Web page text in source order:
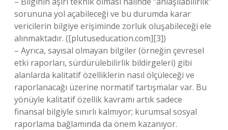
sorununa yol açabileceği ve bu durumda karar
vericilerin bilgiye erişiminde zorluk oluşabileceği ele
alınmaktadır. ([plutuseducation.com][3])
– Ayrıca, sayısal olmayan bilgiler (örneğin çevresel
etki raporları, sürdürülebilirlik bildirgeleri) gibi
alanlarda kalitatif özelliklerin nasıl ölçüleceği ve
raporlanacağı üzerine normatif tartışmalar var. Bu
yönüyle kalitatif özellik kavramı artık sadece
finansal bilgiyle sınırlı kalmıyor; kurumsal sosyal
raporlama bağlamında da önem kazanıyor.